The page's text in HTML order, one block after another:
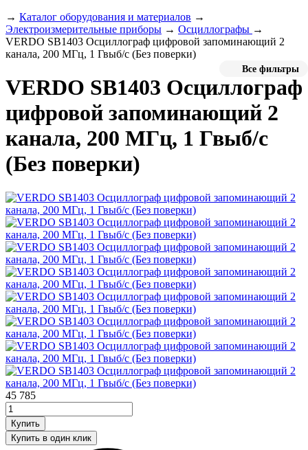
→ Каталог оборудования и материалов →
Электроизмерительные приборы → Осциллографы →
VERDO SB1403 Осциллограф цифровой запоминающий 2
канала, 200 МГц, 1 Гвыб/с (Без поверки)
Все фильтры
VERDO SB1403 Осциллограф
цифровой запоминающий 2
канала, 200 МГц, 1 Гвыб/с
(Без поверки)
45 785